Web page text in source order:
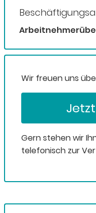
Wir freuen uns
Gern stehen wir
telefonisch zur